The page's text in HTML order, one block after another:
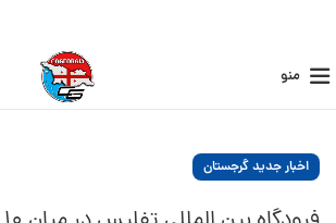
منو
اخبار جدید گرجستان